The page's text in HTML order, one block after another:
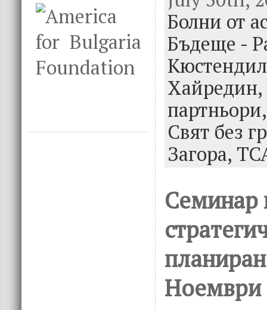
b
o
o
k
te
r
e
dI
n
Болни от
Бъдеще -
Хайредин,
Свят без
Загора,
Семинар
Ноември